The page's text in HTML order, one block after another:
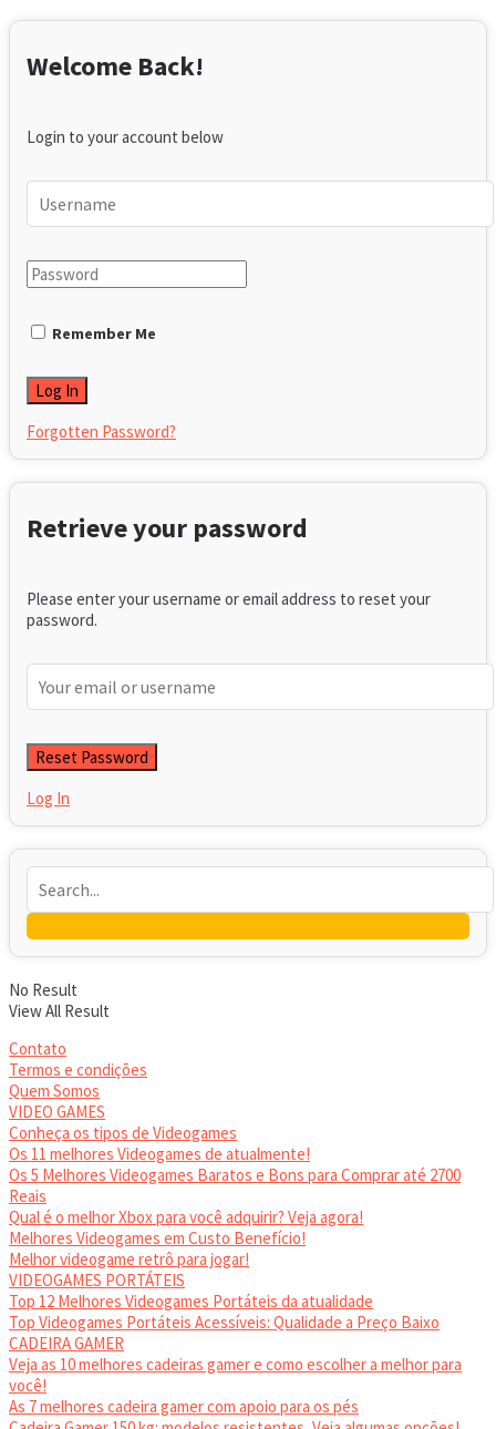
Welcome Back!
Login to your account below
Remember Me
Forgotten Password?
Retrieve your password
Please enter your username or email address to reset your
password.
Log In
No Result
View All Result
Contato
Termos e condições
Quem Somos
VIDEO GAMES
Conheça os tipos de Videogames
Os 11 melhores Videogames de atualmente!
Os 5 Melhores Videogames Baratos e Bons para Comprar até 2700
Reais
Qual é o melhor Xbox para você adquirir? Veja agora!
Melhores Videogames em Custo Benefício!
Melhor videogame retrô para jogar!
VIDEOGAMES PORTÁTEIS
Top 12 Melhores Videogames Portáteis da atualidade
Top Videogames Portáteis Acessíveis: Qualidade a Preço Baixo
CADEIRA GAMER
Veja as 10 melhores cadeiras gamer e como escolher a melhor para
você!
As 7 melhores cadeira gamer com apoio para os pés